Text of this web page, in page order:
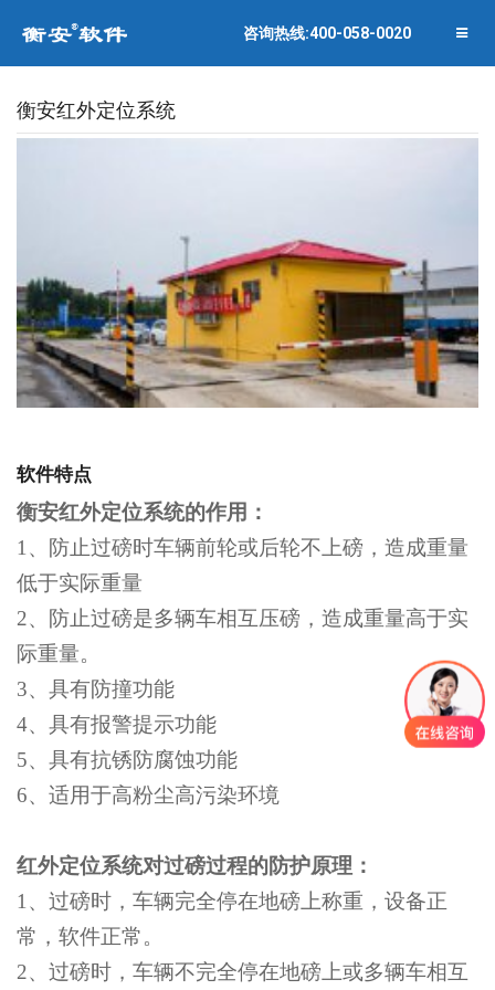
咨询热线:400-058-0020
衡安红外定位系统
软件特点
衡安红外定位系统的作用：
1、 防止过磅时车辆前轮或后轮不上磅，造成重量
低于实际重量
2、 防止过磅是多辆车相互压磅，造成重量高于实
际重量。
3、具有防撞功能
4、具有报警提示功能
5、具有抗锈防腐蚀功能
6、适用于高粉尘高污染环境
红外定位系统对过磅过程的防护原理：
1、 过磅时，车辆完全停在地磅上称重，设备正
常，软件正常。
2、 过磅时，车辆不完全停在地磅上或多辆车相互